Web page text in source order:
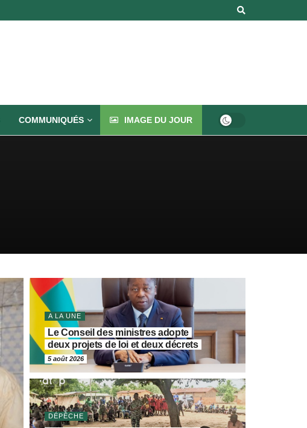
COMMUNIQUÉS IMAGE DU JOUR
A LA UNE
Le Conseil des ministres adopte
deux projets de loi et deux décrets
5 août 2026
DÉPÊCHE